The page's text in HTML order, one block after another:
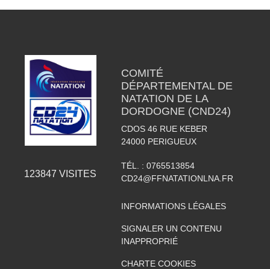
123847 VISITES
COMITÉ
DÉPARTEMENTAL DE
NATATION DE LA
DORDOGNE (CND24)
CDOS 46 RUE KEBER
24000 PERIGUEUX
TÉL. : 0765513854
CD24@FFNATATIONLNA.FR
INFORMATIONS LÉGALES
SIGNALER UN CONTENU
INAPPROPRIÉ
CHARTE COOKIES